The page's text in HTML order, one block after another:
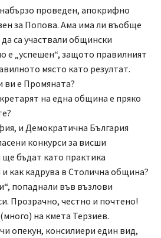
набързо проведен, апокрифно
за Попова. Ама има ли въобще
са участвали общински
е „успешен“, защото правилният
място като резултат.
ви е Промяната?
на една община е пряко
и Демократична България
конкурси за висши
бъдат като практика
как кадрува в Столична община?
попаднали във възлови
Прозрачно, честно и почтено!
на кмета Терзиев.
опекун, консилиери един вид,